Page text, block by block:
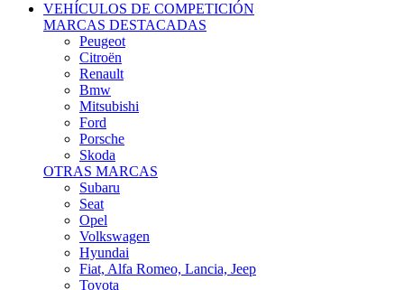
VEHÍCULOS DE COMPETICIÓN
MARCAS DESTACADAS
Peugeot
Citroën
Renault
Bmw
Mitsubishi
Ford
Porsche
Skoda
OTRAS MARCAS
Subaru
Seat
Opel
Volkswagen
Hyundai
Fiat, Alfa Romeo, Lancia, Jeep
Toyota